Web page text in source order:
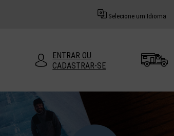
Selecione um Idioma
ENTRAR OU
CADASTRAR-SE